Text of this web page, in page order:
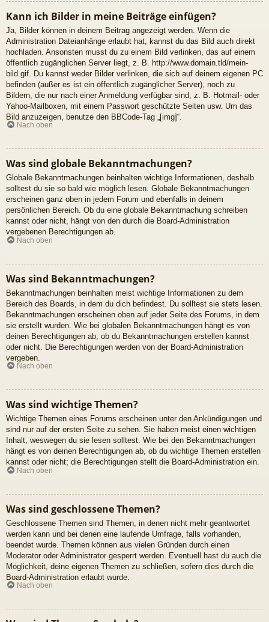
Kann ich Bilder in meine Beiträge einfügen?
Ja, Bilder können in deinem Beitrag angezeigt werden. Wenn die
Administration Dateianhänge erlaubt hat, kannst du das Bild auch direkt
hochladen. Ansonsten musst du zu einem Bild verlinken, das auf einem
öffentlich zugänglichen Server liegt, z. B. http://www.domain.tld/mein-
bild.gif. Du kannst weder Bilder verlinken, die sich auf deinem eigenen PC
befinden (außer es ist ein öffentlich zugänglicher Server), noch zu
Bildern, die nur nach einer Anmeldung verfügbar sind, z. B. Hotmail- oder
Yahoo-Mailboxen, mit einem Passwort geschützte Seiten usw. Um das
Bild anzuzeigen, benutze den BBCode-Tag „[img]“.
Nach oben
Was sind globale Bekanntmachungen?
Globale Bekanntmachungen beinhalten wichtige Informationen, deshalb
solltest du sie so bald wie möglich lesen. Globale Bekanntmachungen
erscheinen ganz oben in jedem Forum und ebenfalls in deinem
persönlichen Bereich. Ob du eine globale Bekanntmachung schreiben
kannst oder nicht, hängt von den durch die Board-Administration
vergebenen Berechtigungen ab.
Nach oben
Was sind Bekanntmachungen?
Bekanntmachungen beinhalten meist wichtige Informationen zu dem
Bereich des Boards, in dem du dich befindest. Du solltest sie stets lesen.
Bekanntmachungen erscheinen oben auf jeder Seite des Forums, in dem
sie erstellt wurden. Wie bei globalen Bekanntmachungen hängt es von
deinen Berechtigungen ab, ob du Bekanntmachungen erstellen kannst
oder nicht. Die Berechtigungen werden von der Board-Administration
vergeben.
Nach oben
Was sind wichtige Themen?
Wichtige Themen eines Forums erscheinen unter den Ankündigungen und
sind nur auf der ersten Seite zu sehen. Sie haben meist einen wichtigen
Inhalt, weswegen du sie lesen solltest. Wie bei den Bekanntmachungen
hängt es von deinen Berechtigungen ab, ob du wichtige Themen erstellen
kannst oder nicht; die Berechtigungen stellt die Board-Administration ein.
Nach oben
Was sind geschlossene Themen?
Geschlossene Themen sind Themen, in denen nicht mehr geantwortet
werden kann und bei denen eine laufende Umfrage, falls vorhanden,
beendet wurde. Themen können aus vielen Gründen durch einen
Moderator oder Administrator gesperrt werden. Eventuell hast du auch die
Möglichkeit, deine eigenen Themen zu schließen, sofern dies durch die
Board-Administration erlaubt wurde.
Nach oben